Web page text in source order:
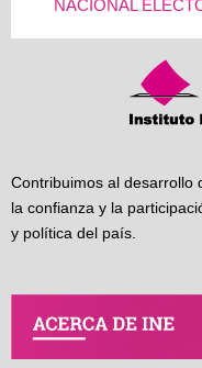
NACIONAL
Contribuimos al desarrollo
la confianza y la
y política del país.